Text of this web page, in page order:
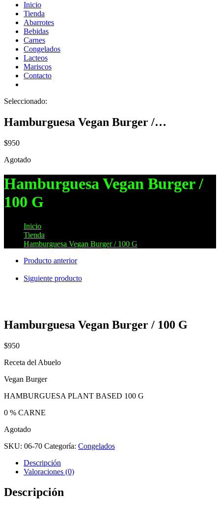
Inicio
Tienda
Abarrotes
Bebidas
Carnes
Congelados
Lacteos
Mariscos
Contacto
Seleccionado:
Hamburguesa Vegan Burger /…
$950
Agotado
Hamburguesa Vegan Burger /
100 G
Inicio
Tienda
Hamburguesa Vegan Burger / 100 G
Producto anterior
Siguiente producto
Hamburguesa Vegan Burger / 100 G
$950
Receta del Abuelo
Vegan Burger
HAMBURGUESA PLANT BASED 100 G
0 % CARNE
Agotado
SKU: 06-70 Categoría: Congelados
Descripción
Valoraciones (0)
Descripción